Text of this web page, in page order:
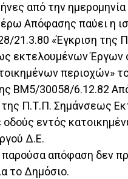
από την
Απόφασης παύει η
21.3.80 «Έγκριση της
εκτελουμένων Έργων
περιοχών»
ΒΜ5/30058/6.12.82
της Π.Τ.Π. Σημάνσεως
εντός
Δ.Ε.
απόφαση δεν
το Δημόσιο.